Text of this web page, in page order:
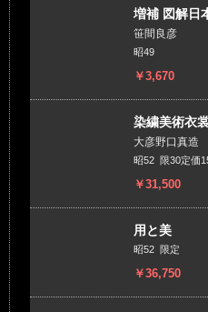
増補 図解日
笹間良彦
昭49
￥3,670
染繍美術衣
大彦野口真造
昭52 限30定価
￥31,500
用と美
昭52 限定
￥36,750